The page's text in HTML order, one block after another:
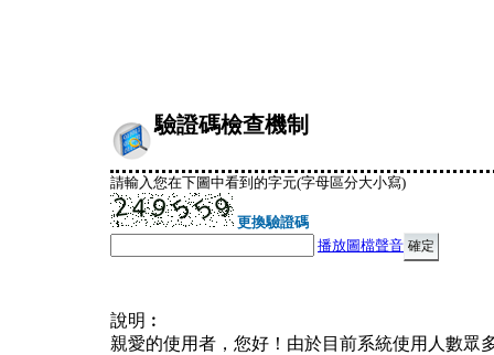
驗證碼檢查機制
請輸入您在下圖中看到的字元(字母區分大小寫)
更換驗證碼
播放圖檔聲音
說明︰
親愛的使用者，您好！由於目前系統使用人數眾